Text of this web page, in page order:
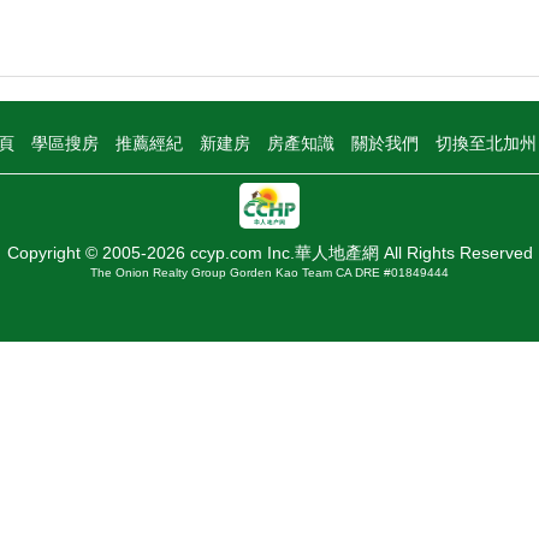
學區搜房 推薦經紀 新建房 房產知識 關於我們 切換至北加
Copyright © 2005-2026 ccyp.com Inc.華人地產網 All Rights Reserved
The Onion Realty Group Gorden Kao Team CA DRE #01849444